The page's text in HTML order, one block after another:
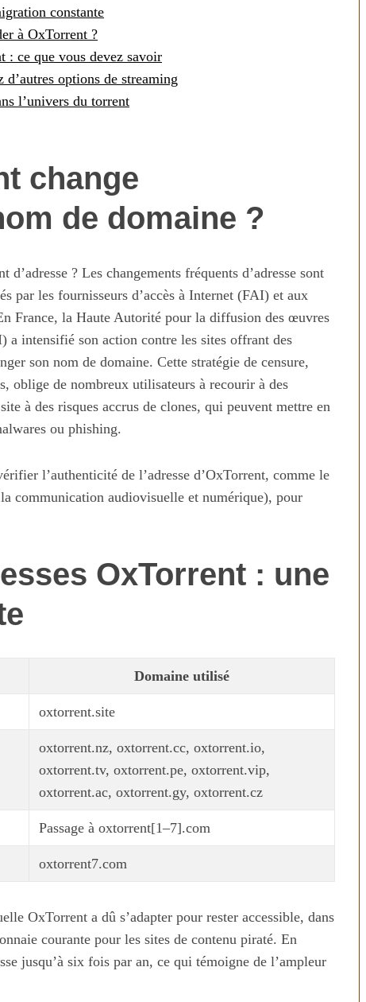
constante
à OxTorrent ?
: ce que vous devez savoir
options de streaming
l’univers du torrent
change
de domaine ?
? Les changements fréquents d’adresse sont
par les fournisseurs d’accès à Internet (FAI) et aux
France, la Haute Autorité pour la diffusion des œuvres
intensifié son action contre les sites offrant des
son nom de domaine. Cette stratégie de censure,
oblige de nombreux utilisateurs à recourir à des
à des risques accrus de clones, qui peuvent mettre en
ou phishing.
l’authenticité de l’adresse d’OxTorrent, comme le
communication audiovisuelle et numérique), pour
OxTorrent : une
Domaine utilisé
oxtorrent.site
oxtorrent.nz, oxtorrent.cc, oxtorrent.io,
oxtorrent.tv, oxtorrent.pe, oxtorrent.vip,
oxtorrent.ac, oxtorrent.gy, oxtorrent.cz
Passage à oxtorrent[1–7].com
oxtorrent7.com
OxTorrent a dû s’adapter pour rester accessible, dans
courante pour les sites de contenu piraté. En
jusqu’à six fois par an, ce qui témoigne de l’ampleur
ou
temps au
Transporter ses repas et ses